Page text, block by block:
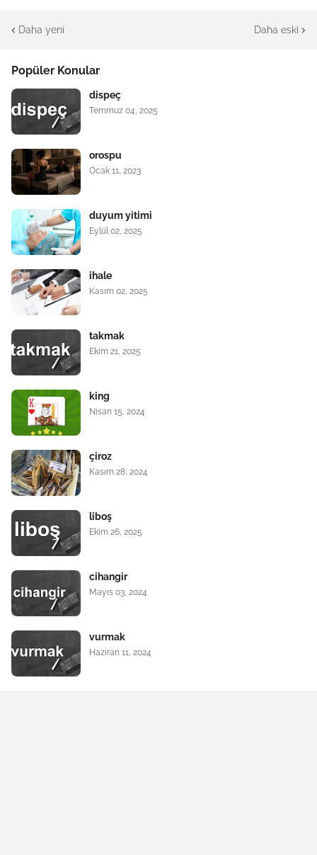
Daha yeni Daha eski
Popüler Konular
dispeç
Temmuz 04, 2025
orospu
Ocak 11, 2023
duyum yitimi
Eylül 02, 2025
ihale
Kasım 02, 2025
takmak
Ekim 21, 2025
king
Nisan 15, 2024
çiroz
Kasım 28, 2024
liboş
Ekim 26, 2025
cihangir
Mayıs 03, 2024
vurmak
Haziran 11, 2024